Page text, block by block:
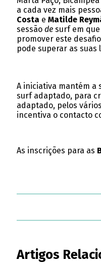
a cada vez mais
Costa e Matilde
sessãode surf em
promover este
pode superar as suas
A iniciativa mantém a
surf adaptado, para
adaptado, pelos
incentiva o contacto
As inscrições para as
Artigos